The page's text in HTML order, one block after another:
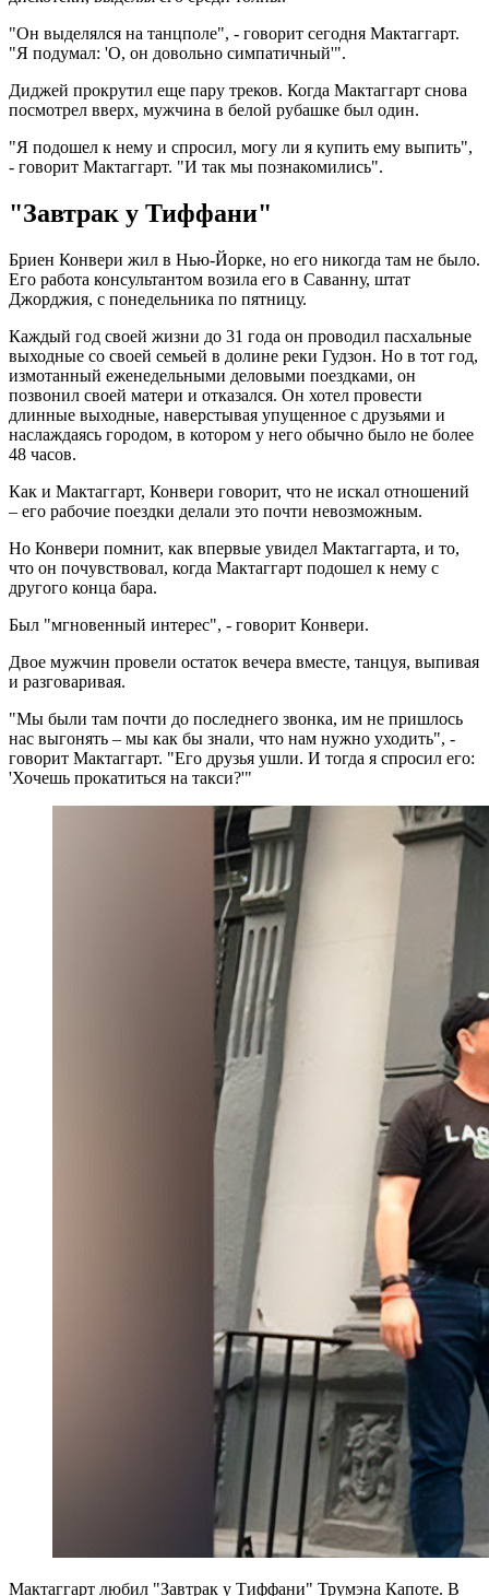
"Он выделялся на танцполе", - говорит сегодня Мактаггарт.
"Я подумал: 'О, он довольно симпатичный'".
Диджей прокрутил еще пару треков. Когда Мактаггарт снова
посмотрел вверх, мужчина в белой рубашке был один.
"Я подошел к нему и спросил, могу ли я купить ему выпить",
- говорит Мактаггарт. "И так мы познакомились".
"Завтрак у Тиффани"
Бриен Конвери жил в Нью-Йорке, но его никогда там не было.
Его работа консультантом возила его в Саванну, штат
Джорджия, с понедельника по пятницу.
Каждый год своей жизни до 31 года он проводил пасхальные
выходные со своей семьей в долине реки Гудзон. Но в тот год,
измотанный еженедельными деловыми поездками, он
позвонил своей матери и отказался. Он хотел провести
длинные выходные, наверстывая упущенное с друзьями и
наслаждаясь городом, в котором у него обычно было не более
48 часов.
Как и Мактаггарт, Конвери говорит, что не искал отношений
– его рабочие поездки делали это почти невозможным.
Но Конвери помнит, как впервые увидел Мактаггарта, и то,
что он почувствовал, когда Мактаггарт подошел к нему с
другого конца бара.
Был "мгновенный интерес", - говорит Конвери.
Двое мужчин провели остаток вечера вместе, танцуя, выпивая
и разговаривая.
"Мы были там почти до последнего звонка, им не пришлось
нас выгонять – мы как бы знали, что нам нужно уходить", -
говорит Мактаггарт. "Его друзья ушли. И тогда я спросил его:
'Хочешь прокатиться на такси?'"
Мактаггарт любил "Завтрак у Тиффани" Трумэна Капоте. В